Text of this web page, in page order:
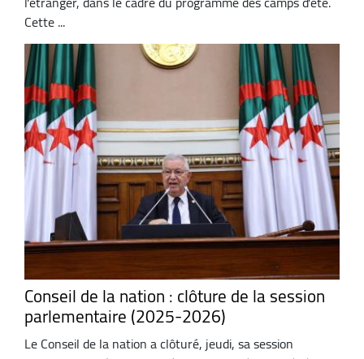
Cette ...
Conseil de la nation : clôture de la session
parlementaire (2025-2026)
Le Conseil de la nation a clôturé, jeudi, sa session